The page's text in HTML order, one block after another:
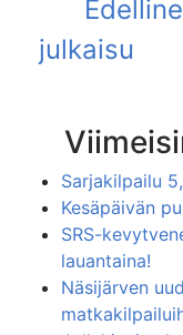
Sarjakilpailu
Kesäpäivän
SRS-
lauantaina!
Näsijärven